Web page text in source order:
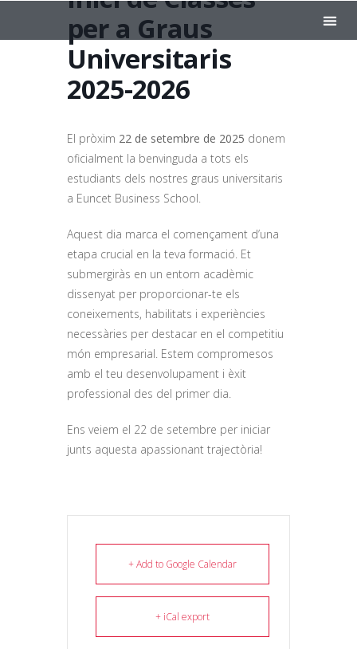
per a Graus
Universitaris
2025-2026
El pròxim 22 de setembre de 2025 donem
oficialment la benvinguda a tots els
estudiants dels nostres graus universitaris
a Euncet Business School.
Aquest dia marca el començament d’una
etapa crucial en la teva formació. Et
submergiràs en un entorn acadèmic
dissenyat per proporcionar-te els
coneixements, habilitats i experiències
necessàries per destacar en el competitiu
món empresarial. Estem compromesos
amb el teu desenvolupament i èxit
professional des del primer dia.
Ens veiem el 22 de setembre per iniciar
junts aquesta apassionant trajectòria!
+ Add to Google Calendar
+ iCal export